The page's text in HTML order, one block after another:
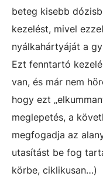
beteg kisebb
kezelést, mivel
nyálkahártyáját a
Ezt fenntartó
van, és már nem
hogy ezt
meglepetés, a
megfogadja az
utasítást be fog
körbe, ciklikusan…)